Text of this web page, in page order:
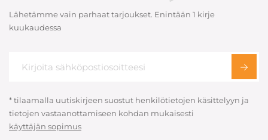
Lähetämme vain parhaat tarjoukset. Enintään 1 kirje
kuukaudessa
* tilaamalla uutiskirjeen suostut henkilötietojen käsittelyyn ja
tietojen vastaanottamiseen kohdan mukaisesti
käyttäjän sopimus